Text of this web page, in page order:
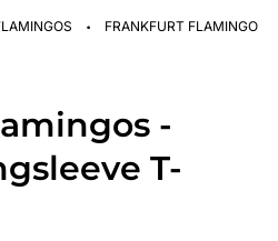
· FRANKFURT FLAMINGOS
-
T-